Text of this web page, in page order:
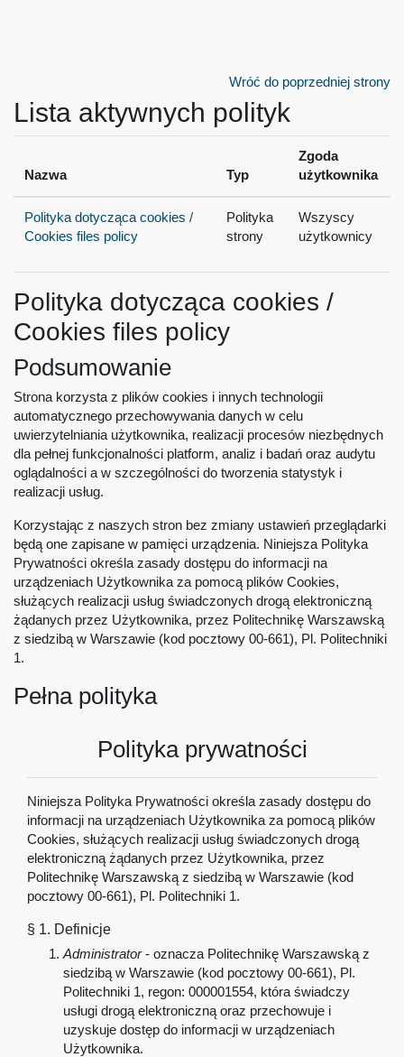
Wróć do poprzedniej strony
Lista aktywnych polityk
Nazwa Typ
Zgoda
użytkownika
Polityka dotycząca cookies /
Cookies files policy
Polityka
strony
Wszyscy
użytkownicy
Polityka dotycząca cookies /
Cookies files policy
Podsumowanie
Strona korzysta z plików cookies i innych technologii
automatycznego przechowywania danych w celu
uwierzytelniania użytkownika, realizacji procesów niezbędnych
dla pełnej funkcjonalności platform, analiz i badań oraz audytu
oglądalności a w szczególności do tworzenia statystyk i
realizacji usług.
Korzystając z naszych stron bez zmiany ustawień przeglądarki
będą one zapisane w pamięci urządzenia. Niniejsza Polityka
Prywatności określa zasady dostępu do informacji na
urządzeniach Użytkownika za pomocą plików Cookies,
służących realizacji usług świadczonych drogą elektroniczną
żądanych przez Użytkownika, przez Politechnikę Warszawską
z siedzibą w Warszawie (kod pocztowy 00-661), Pl. Politechniki
1.
Pełna polityka
Polityka prywatności
Niniejsza Polityka Prywatności określa zasady dostępu do
informacji na urządzeniach Użytkownika za pomocą plików
Cookies, służących realizacji usług świadczonych drogą
elektroniczną żądanych przez Użytkownika, przez
Politechnikę Warszawską z siedzibą w Warszawie (kod
pocztowy 00-661), Pl. Politechniki 1.
§ 1. Definicje
Administrator- oznacza Politechnikę Warszawską z
siedzibą w Warszawie (kod pocztowy 00-661), Pl.
Politechniki 1, regon: 000001554, która świadczy
usługi drogą elektroniczną oraz przechowuje i
uzyskuje dostęp do informacji w urządzeniach
Użytkownika.